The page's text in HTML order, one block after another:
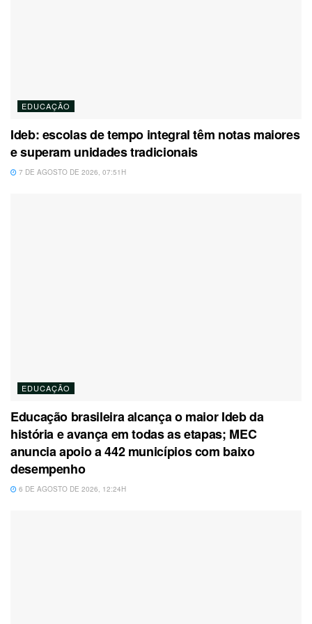
EDUCAÇÃO
Ideb: escolas de tempo integral têm notas maiores
e superam unidades tradicionais
7 DE AGOSTO DE 2026, 07:51H
EDUCAÇÃO
Educação brasileira alcança o maior Ideb da
história e avança em todas as etapas; MEC
anuncia apoio a 442 municípios com baixo
desempenho
6 DE AGOSTO DE 2026, 12:24H